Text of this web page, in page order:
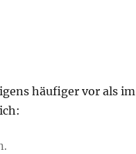
häufiger vor als im